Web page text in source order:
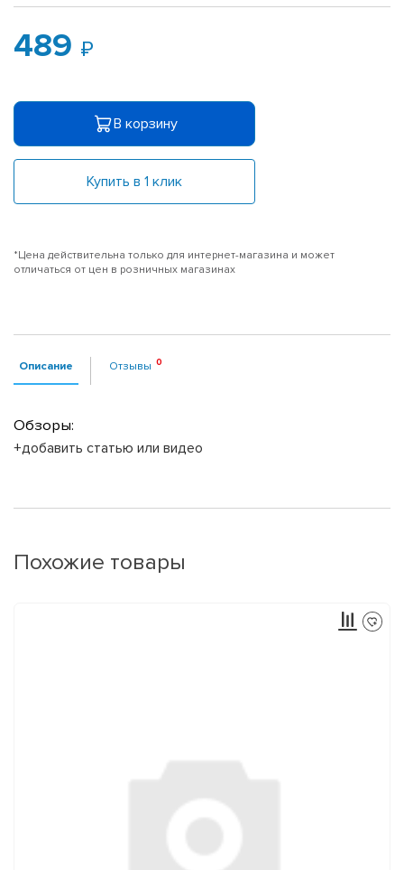
489
В корзину
Купить в 1 клик
*Цена действительна только для интернет-магазина и может
отличаться от цен в розничных магазинах
Описание Отзывы
Обзоры:
+добавить статью или видео
Похожие товары